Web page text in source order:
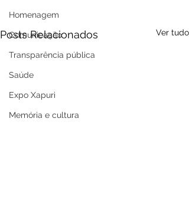
Homenagem
Comunicação
Transparência pública
Saúde
Expo Xapuri
Memória e cultura
Posts Relacionados Ver tudo